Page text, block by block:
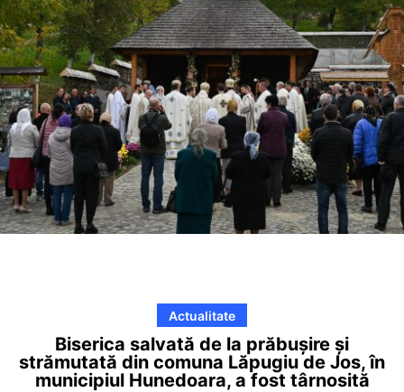
Actualitate
Biserica salvată de la prăbușire și
strămutată din comuna Lăpugiu de Jos, în
municipiul Hunedoara, a fost târnosită